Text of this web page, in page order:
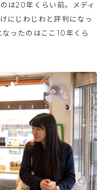
は20年くらい前。メディ
にじわじわと評判になっ
ったのはここ10年くら